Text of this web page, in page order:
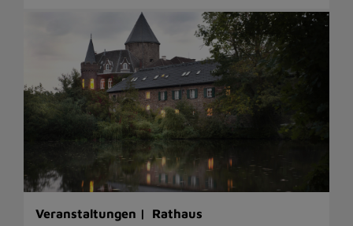
Veranstaltungen | Rathaus